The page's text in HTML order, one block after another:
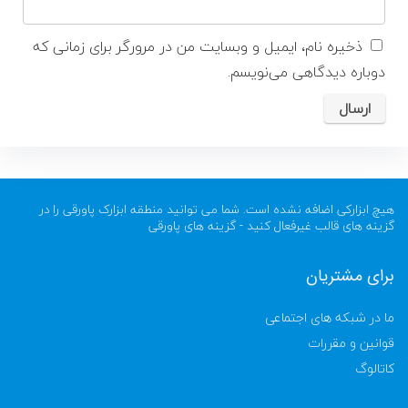
ذخیره نام، ایمیل و وبسایت من در مرورگر برای زمانی که
دوباره دیدگاهی می‌نویسم.
هیچ ابزارکی اضافه نشده است. شما می توانید منطقه ابزارک پاورقی را در
گزینه های قالب غیرفعال کنید - گزینه های پاورقی
برای مشتریان
ما در شبکه های اجتماعی
قوانین و مقررات
کاتالوگ